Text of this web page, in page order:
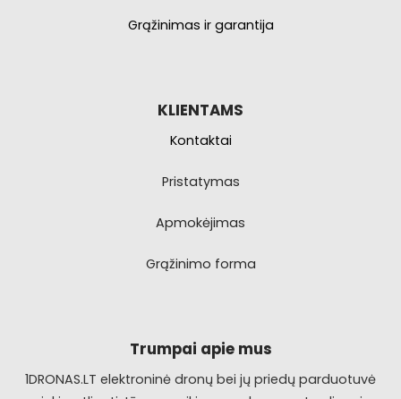
Grąžinimas ir garantija
KLIENTAMS
Kontaktai
Pristatymas
Apmokėjimas
Grąžinimo forma
Trumpai apie mus
1DRONAS.LT elektroninė dronų bei jų priedų parduotuvė